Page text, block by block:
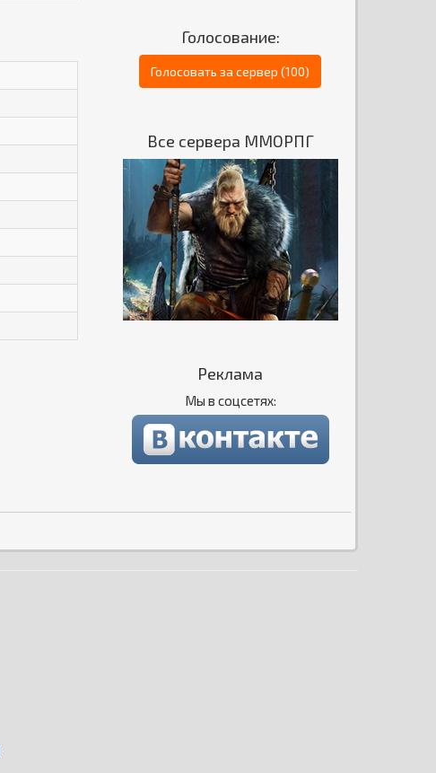
Голосование:
Голосовать за сервер (100)
Все сервера ММОРПГ
Реклама
Мы в соцсетях: